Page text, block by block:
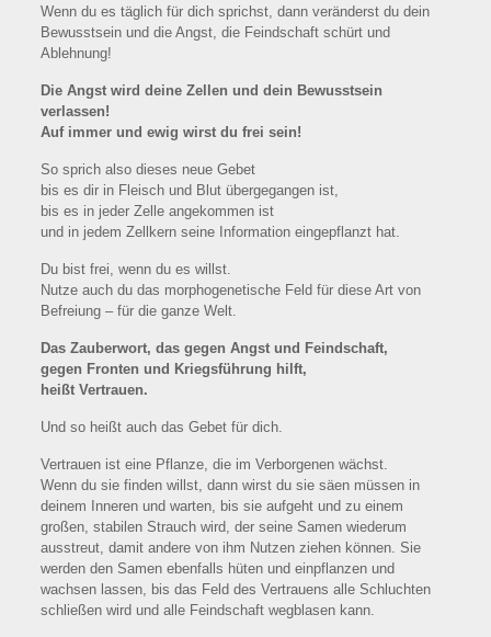
Wenn du es täglich für dich sprichst, dann veränderst du dein
Bewusstsein und die Angst, die Feindschaft schürt und
Ablehnung!
Die Angst wird deine Zellen und dein Bewusstsein
verlassen!
Auf immer und ewig wirst du frei sein!
So sprich also dieses neue Gebet
bis es dir in Fleisch und Blut übergegangen ist,
bis es in jeder Zelle angekommen ist
und in jedem Zellkern seine Information eingepflanzt hat.
Du bist frei, wenn du es willst.
Nutze auch du das morphogenetische Feld für diese Art von
Befreiung – für die ganze Welt.
Das Zauberwort, das gegen Angst und Feindschaft,
gegen Fronten und Kriegsführung hilft,
heißt Vertrauen.
Und so heißt auch das Gebet für dich.
Vertrauen ist eine Pflanze, die im Verborgenen wächst.
Wenn du sie finden willst, dann wirst du sie säen müssen in
deinem Inneren und warten, bis sie aufgeht und zu einem
großen, stabilen Strauch wird, der seine Samen wiederum
ausstreut, damit andere von ihm Nutzen ziehen können. Sie
werden den Samen ebenfalls hüten und einpflanzen und
wachsen lassen, bis das Feld des Vertrauens alle Schluchten
schließen wird und alle Feindschaft wegblasen kann.